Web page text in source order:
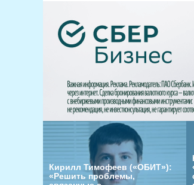
Кирилл Тимофеев («ОБИТ»):
«Решить проблемы,